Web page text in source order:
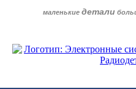
маленькие детали